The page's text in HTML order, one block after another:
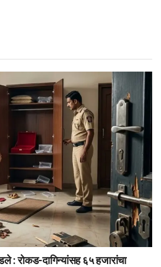
: रोकड-दागिन्यांसह ६५ हजारांचा